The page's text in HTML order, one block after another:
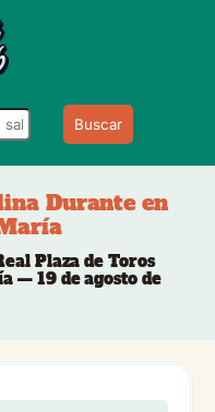
Buscar
Durante en
Plaza de Toros
— 19 de agosto de